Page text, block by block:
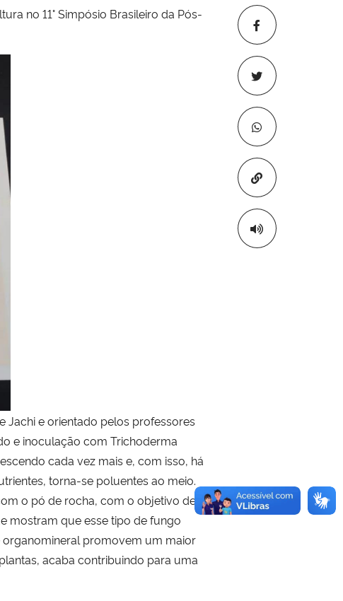
Copiar para
no 11° Simpósio Brasileiro da Pós-
Jachi e orientado pelos professores
e inoculação com Trichoderma
cada vez mais e, com isso, há
torna-se poluentes ao meio.
o pó de rocha, com o objetivo de
mostram que esse tipo de fungo
promovem um maior
acaba contribuindo para uma